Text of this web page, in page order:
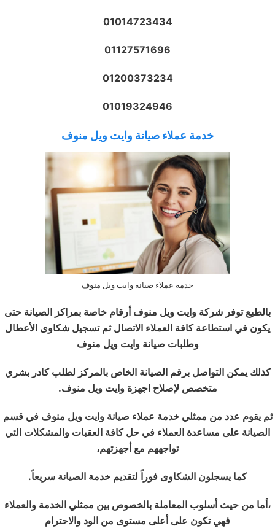
01014723434
01127571696
01200373234
01019324946
خدمة عملاء صيانة وايت ويل منوف
خدمة عملاء صيانة وايت ويل منوف
بالطبع توفر شركة وايت ويل منوف أرقام خاصة بمراكز الصيانة حتى
يكون في استطاعة كافة العملاء الاتصال ثم تسجيل شكاوى الأعطال
وطلبات صيانة وايت ويل منوف
كذلك يمكن التواصل برقم الصيانة الخاص بالمركز لطلب كادر بشري
متخصص لإصلاح اجهزة وايت ويل منوف.
ثم يقوم عدد من ممثلي خدمة عملاء صيانة وايت ويل منوف في قسم
الصيانة على مساعدة العملاء في حل كافة العقبات والمشكلات التي
تواجههم مع أجهزتهم،
كما يسجلون الشكاوى فوراً لتقديم خدمة الصيانة سريعاً.
،أما من حيث أسلوب المعاملة بالخصوص بين ممثلي الخدمة والعملاء
فهي تكون على أعلى مستوى من الود والاحترام